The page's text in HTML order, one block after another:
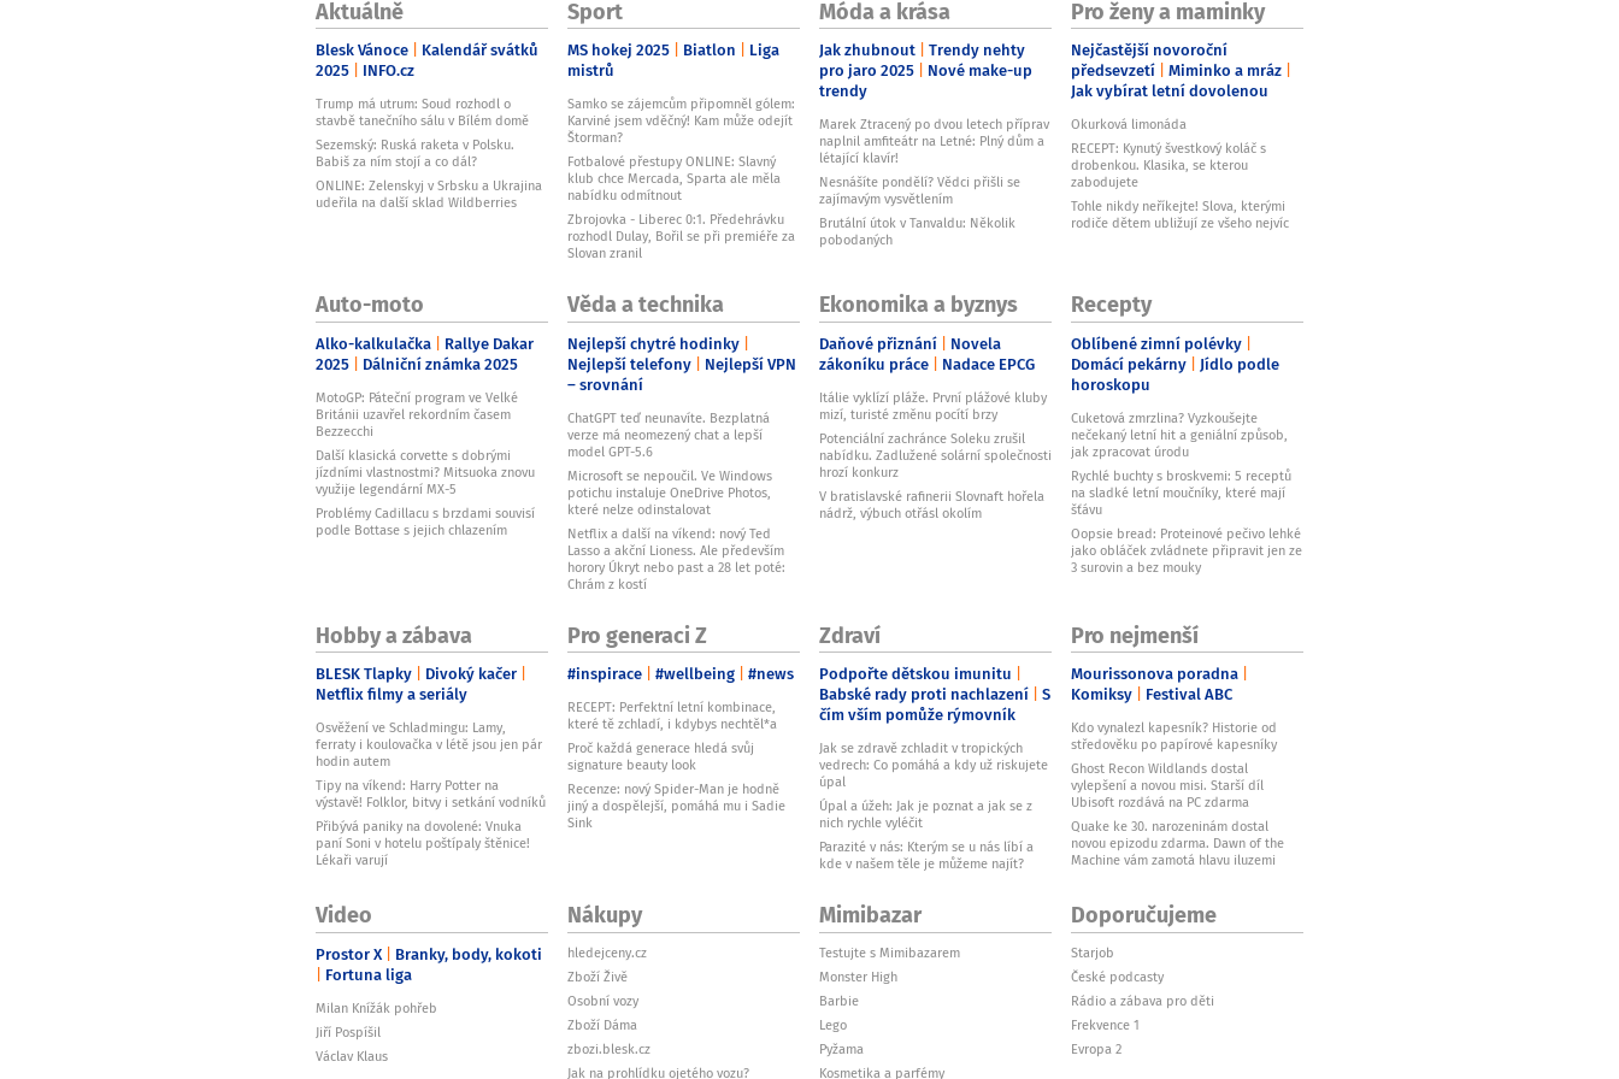
Aktuálně
Blesk Vánoce Kalendář svátků
2025 INFO.cz
Trump má utrum: Soud rozhodl o
stavbě tanečního sálu v Bílém domě
Sezemský: Ruská raketa v Polsku.
Babiš za ním stojí a co dál?
ONLINE: Zelenskyj v Srbsku a Ukrajina
udeřila na další sklad Wildberries
Sport
MS hokej 2025 Biatlon
Liga
mistrů
Samko se zájemcům připomněl gólem:
Karviné jsem vděčný! Kam může odejít
Štorman?
Fotbalové přestupy ONLINE: Slavný
klub chce Mercada, Sparta ale měla
nabídku odmítnout
Zbrojovka - Liberec 0:1. Předehrávku
rozhodl Dulay, Bořil se při premiéře za
Slovan zranil
Móda a krása
Jak zhubnout Trendy nehty
pro jaro 2025 Nové make-up
trendy
Marek Ztracený po dvou letech příprav
naplnil amfiteátr na Letné: Plný dům a
létající klavír!
Nesnášíte pondělí? Vědci přišli se
zajímavým vysvětlením
Brutální útok v Tanvaldu: Několik
pobodaných
Pro ženy a maminky
Nejčastější novoroční
předsevzetí Miminko a mráz
Jak vybírat letní dovolenou
Okurková limonáda
RECEPT: Kynutý švestkový koláč s
drobenkou. Klasika, se kterou
zabodujete
Tohle nikdy neříkejte! Slova, kterými
rodiče dětem ubližují ze všeho nejvíc
Auto-moto
Alko-kalkulačka Rallye Dakar
2025 Dálniční známka 2025
MotoGP: Páteční program ve Velké
Británii uzavřel rekordním časem
Bezzecchi
Další klasická corvette s dobrými
jízdními vlastnostmi? Mitsuoka znovu
využije legendární MX-5
Problémy Cadillacu s brzdami souvisí
podle Bottase s jejich chlazením
Věda a technika
Nejlepší chytré hodinky
Nejlepší telefony Nejlepší VPN
– srovnání
ChatGPT teď neunavíte. Bezplatná
verze má neomezený chat a lepší
model GPT-5.6
Microsoft se nepoučil. Ve Windows
potichu instaluje OneDrive Photos,
které nelze odinstalovat
Netflix a další na víkend: nový Ted
Lasso a akční Lioness. Ale především
horory Úkryt nebo past a 28 let poté:
Chrám z kostí
Ekonomika a byznys
Daňové přiznání Novela
zákoníku práce Nadace EPCG
Itálie vyklízí pláže. První plážové kluby
mizí, turisté změnu pocítí brzy
Potenciální zachránce Soleku zrušil
nabídku. Zadlužené solární společnosti
hrozí konkurz
V bratislavské rafinerii Slovnaft hořela
nádrž, výbuch otřásl okolím
Recepty
Oblíbené zimní polévky
Domácí pekárny Jídlo podle
horoskopu
Cuketová zmrzlina? Vyzkoušejte
nečekaný letní hit a geniální způsob,
jak zpracovat úrodu
Rychlé buchty s broskvemi: 5 receptů
na sladké letní moučníky, které mají
šťávu
Oopsie bread: Proteinové pečivo lehké
jako obláček zvládnete připravit jen ze
3 surovin a bez mouky
Hobby a zábava
BLESK Tlapky Divoký kačer
Netflix filmy a seriály
Osvěžení ve Schladmingu: Lamy,
ferraty i koulovačka v létě jsou jen pár
hodin autem
Tipy na víkend: Harry Potter na
výstavě! Folklor, bitvy i setkání vodníků
Přibývá paniky na dovolené: Vnuka
paní Soni v hotelu poštípaly štěnice!
Lékaři varují
Pro generaci Z
#inspirace #wellbeing #news
RECEPT: Perfektní letní kombinace,
které tě zchladí, i kdybys nechtěl*a
Proč každá generace hledá svůj
signature beauty look
Recenze: nový Spider-Man je hodně
jiný a dospělejší, pomáhá mu i Sadie
Sink
Zdraví
Podpořte dětskou imunitu
Babské rady proti nachlazení S
čím vším pomůže rýmovník
Jak se zdravě zchladit v tropických
vedrech: Co pomáhá a kdy už riskujete
úpal
Úpal a úžeh: Jak je poznat a jak se z
nich rychle vyléčit
Parazité v nás: Kterým se u nás líbí a
kde v našem těle je můžeme najít?
Pro nejmenší
Mourissonova poradna
Komiksy Festival ABC
Kdo vynalezl kapesník? Historie od
středověku po papírové kapesníky
Ghost Recon Wildlands dostal
vylepšení a novou misi. Starší díl
Ubisoft rozdává na PC zdarma
Quake ke 30. narozeninám dostal
novou epizodu zdarma. Dawn of the
Machine vám zamotá hlavu iluzemi
Video
Prostor X Branky, body, kokoti
Fortuna liga
Milan Knížák pohřeb
Jiří Pospíšil
Václav Klaus
Nákupy
hledejceny.cz
Zboží Živě
Osobní vozy
Zboží Dáma
zbozi.blesk.cz
Jak na prohlídku ojetého vozu?
Mimibazar
Testujte s Mimibazarem
Monster High
Barbie
Lego
Pyžama
Kosmetika a parfémy
Doporučujeme
Starjob
České podcasty
Rádio a zábava pro děti
Frekvence 1
Evropa 2